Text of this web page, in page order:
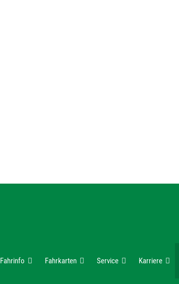
Fahrinfo Fahrkarten Service Karriere